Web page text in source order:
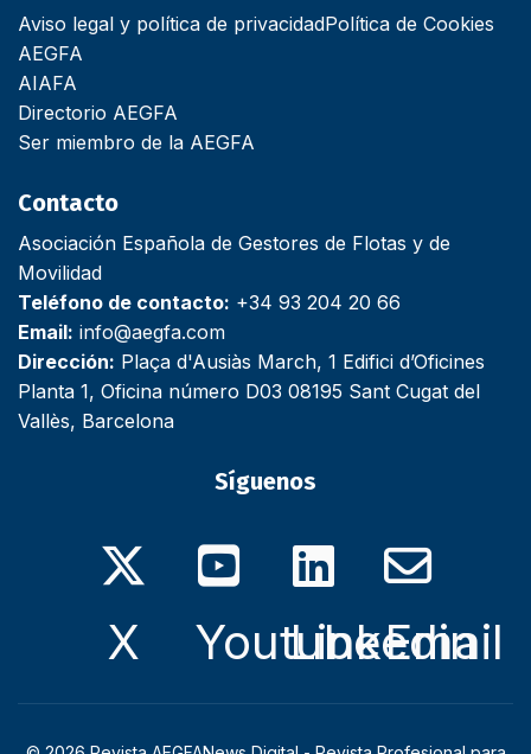
Aviso legal y política de privacidadPolítica de Cookies
AEGFA
AIAFA
Directorio AEGFA
Ser miembro de la AEGFA
Contacto
Asociación Española de Gestores de Flotas y de
Movilidad
Teléfono de contacto: +34 93 204 20 66
Email: info@aegfa.com
Dirección: Plaça d'Ausiàs March, 1 Edifici d’Oficines
Planta 1, Oficina número D03 08195 Sant Cugat del
Vallès, Barcelona
Síguenos
X YoutubeLinkedin
Email